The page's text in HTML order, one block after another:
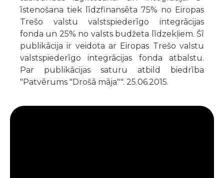
īstenošana tiek līdzfinansēta 75% no Eiropas
Trešo valstu valstspiederīgo integrācijas
fonda un 25% no valsts budžeta līdzekļiem. Šī
publikācija ir veidota ar Eiropas Trešo valstu
valstspiederīgo integrācijas fonda atbalstu.
Par publikācijas saturu atbild biedrība
"Patvērums "Drošā māja"". 25.06.2015.